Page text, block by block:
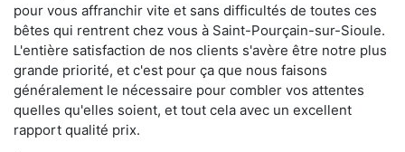
pour vous affranchir vite et sans difficultés de toutes ces
bêtes qui rentrent chez vous à Saint-Pourçain-sur-Sioule.
L'entière satisfaction de nos clients s'avère être notre plus
grande priorité, et c'est pour ça que nous faisons
généralement le nécessaire pour combler vos attentes
quelles qu'elles soient, et tout cela avec un excellent
rapport qualité prix.